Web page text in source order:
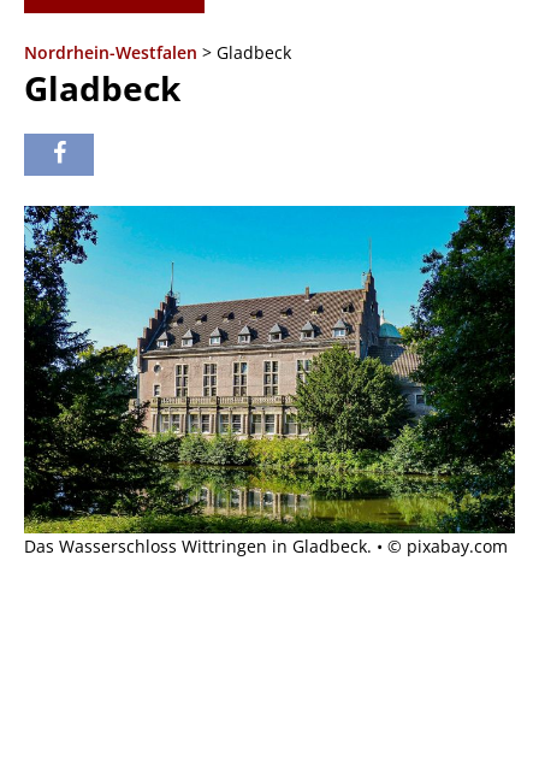
Nordrhein-Westfalen > Gladbeck
Gladbeck
Das Wasserschloss Wittringen in Gladbeck. • © pixabay.com